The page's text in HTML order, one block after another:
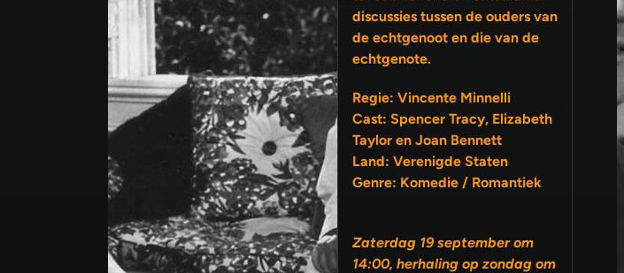
discussies tussen de ouders van
de echtgenoot en die van de
echtgenote.
Regie: Vincente Minnelli
Cast: Spencer Tracy, Elizabeth
Taylor en Joan Bennett
Land: Verenigde Staten
Genre: Komedie / Romantiek
Zaterdag 19 september om
14:00, herhaling op zondag om